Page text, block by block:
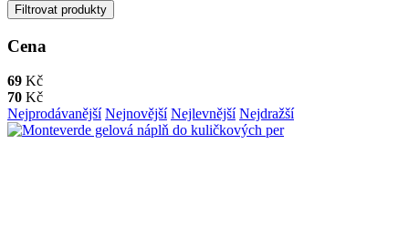
Filtrovat produkty
Cena
69 Kč
70 Kč
Nejprodávanější Nejnovější Nejlevnější Nejdražší